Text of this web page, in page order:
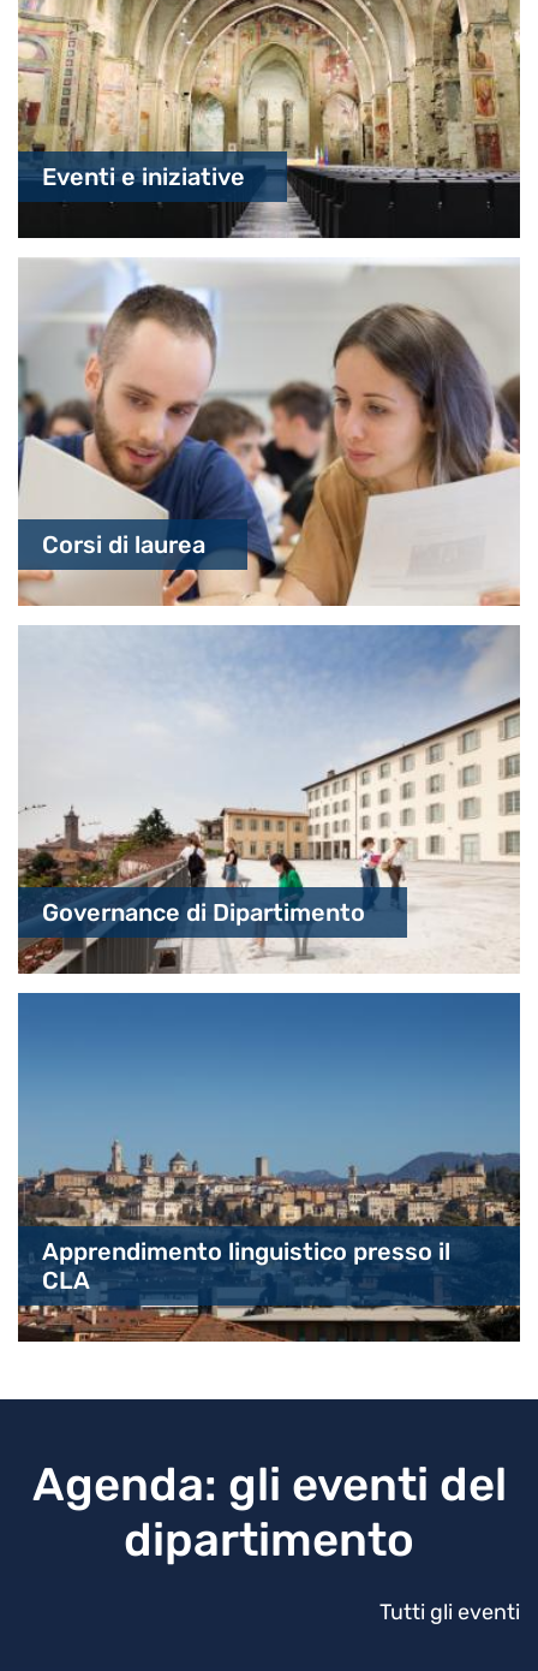
Eventi e iniziative
Corsi di laurea
Governance di Dipartimento
Apprendimento linguistico presso il
CLA
Agenda: gli eventi del
dipartimento
Tutti gli eventi